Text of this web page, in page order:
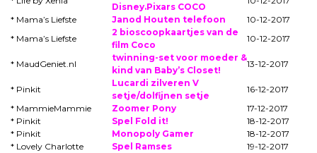
Disney.Pixars COCO
* Mama’s Liefste
Janod Houten telefoon
10-12-2017
* Mama’s Liefste
2 bioscoopkaartjes van de
film Coco
10-12-2017
* MaudGeniet.nl
twinning-set voor moeder &
kind van Baby’s Closet!
13-12-2017
* Pinkit
Lucardi zilveren V
setje/dolfijnen setje
16-12-2017
* MammieMammie
Zoomer Pony
17-12-2017
* Pinkit
Spel Fold it!
18-12-2017
* Pinkit
Monopoly Gamer
18-12-2017
* Lovely Charlotte
Spel Ramses
19-12-2017